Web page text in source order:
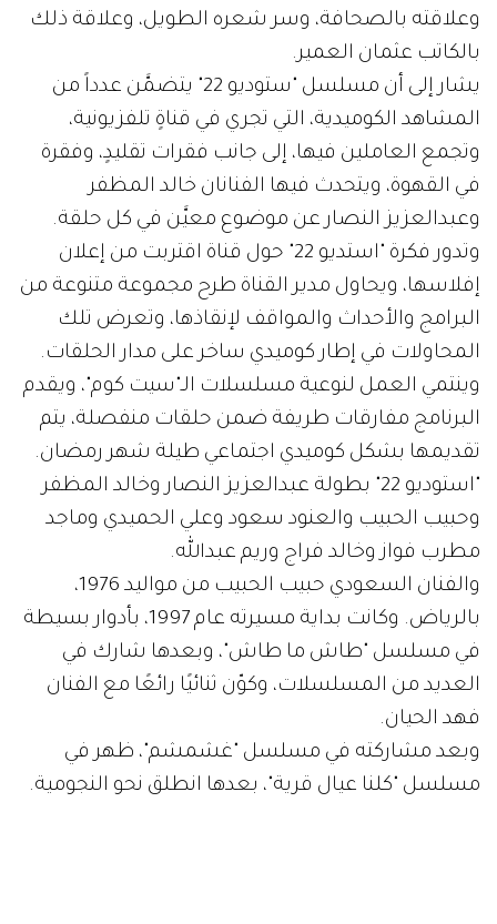
وعلاقته بالصحافة، وسر شعره الطويل، وعلاقة ذلك
بالكاتب عثمان العمير.
يشار إلى أن مسلسل "ستوديو 22" يتضمَّن عدداً من
المشاهد الكوميدية، التي تجري في قناةٍ تلفزيونية،
وتجمع العاملين فيها، إلى جانب فقرات تقليدٍ، وفقرة
في القهوة، ويتحدث فيها الفنانان خالد المظفر
وعبدالعزيز النصار عن موضوع معيَّن في كل حلقة.
وتدور فكرة "استديو 22" حول قناة اقتربت من إعلان
إفلاسها، ويحاول مدير القناة طرح مجموعة متنوعة من
البرامج والأحداث والمواقف لإنقاذها، وتعرض تلك
المحاولات في إطار كوميدي ساخر على مدار الحلقات.
وينتمي العمل لنوعية مسلسلات الـ"سيت كوم"، ويقدم
البرنامج مفارقات طريفة ضمن حلقات منفصلة، يتم
تقديمها بشكل كوميدي اجتماعي طيلة شهر رمضان.
"استوديو 22" بطولة عبدالعزيز النصار وخالد المظفر
وحبيب الحبيب والعنود سعود وعلي الحميدي وماجد
مطرب فواز وخالد فراج وريم عبدالله.
والفنان السعودي حبيب الحبيب من مواليد 1976،
بالرياض. وكانت بداية مسيرته عام 1997، بأدوار بسيطة
في مسلسل "طاش ما طاش"، وبعدها شارك في
العديد من المسلسلات، وكوّن ثنائيًا رائعًا مع الفنان
فهد الحيان.
وبعد مشاركته في مسلسل "غشمشم"، ظهر في
مسلسل "كلنا عيال قرية"، بعدها انطلق نحو النجومية.